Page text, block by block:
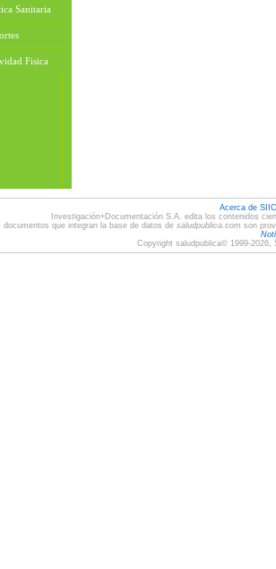
Sanitaria
Fisica
Acerca de
Investigación+Documentación S.A. edita los contenidos
documentos que integran la base de datos de saludpublica.com son
Copyright saludpublica© 1999-